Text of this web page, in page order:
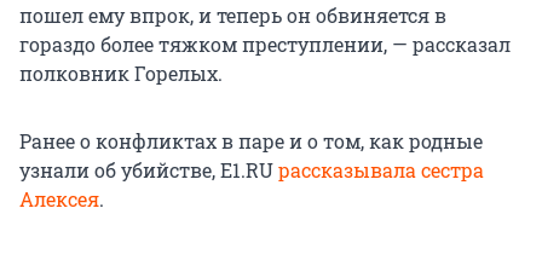
пошел ему впрок, и теперь он обвиняется в
гораздо более тяжком преступлении, — рассказал
полковник Горелых.
Ранее о конфликтах в паре и о том, как родные
узнали об убийстве, E1.RUрассказывала сестра
Алексея.